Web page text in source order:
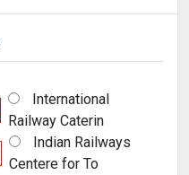
International
Railway Caterin
Indian Railways
Centere for To